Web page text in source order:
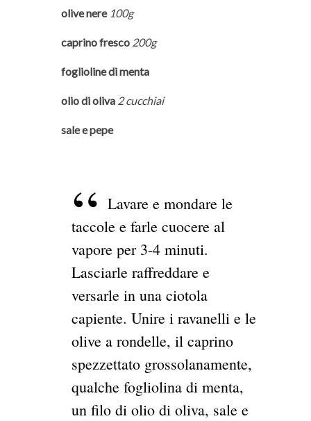
olive nere 100g
caprino fresco 200g
foglioline di menta
olio di oliva 2 cucchiai
sale e pepe
Lavare e mondare le
taccole e farle cuocere al
vapore per 3-4 minuti.
Lasciarle raffreddare e
versarle in una ciotola
capiente. Unire i ravanelli e le
olive a rondelle, il caprino
spezzettato grossolanamente,
qualche fogliolina di menta,
un filo di olio di oliva, sale e